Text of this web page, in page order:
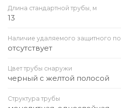
Длина стандартной трубы, м
13
Наличие удаляемого защитного
отсутствует
Цвет трубы снаружи
черный с желтой полосой
Структура трубы